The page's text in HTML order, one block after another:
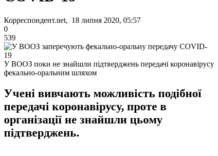
Корреспондент.net, 18 липня 2020, 05:57
0
539
У ВООЗ поки не знайшли підтверджень передачі коронавірусу
фекально-оральним шляхом
Учені вивчають можливість подібної
передачі коронавірусу, проте в
організації не знайшли цьому
підтверджень.